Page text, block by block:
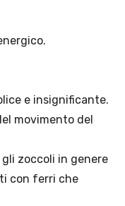
e insignificante.
movimento del
gli zoccoli in genere
con ferri che